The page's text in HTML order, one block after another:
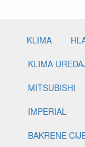
KLIMA
KLIMA
MITSUBISHI
IMPERIAL
BAKRENE